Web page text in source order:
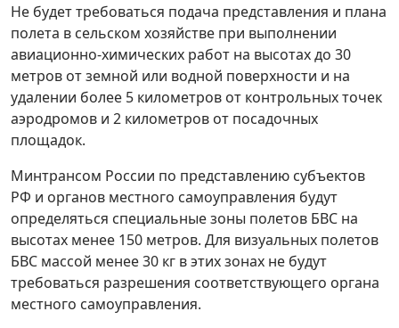
Не будет требоваться подача представления и плана
полета в сельском хозяйстве при выполнении
авиационно-химических работ на высотах до 30
метров от земной или водной поверхности и на
удалении более 5 километров от контрольных точек
аэродромов и 2 километров от посадочных
площадок.
Минтрансом России по представлению субъектов
РФ и органов местного самоуправления будут
определяться специальные зоны полетов БВС на
высотах менее 150 метров. Для визуальных полетов
БВС массой менее 30 кг в этих зонах не будут
требоваться разрешения соответствующего органа
местного самоуправления.